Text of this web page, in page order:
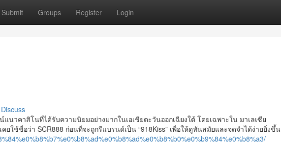
Submit Groups Register Login
Discuss
นวคาสิโนที่ได้รับความนิยมอย่างมากในเอเชียตะวันออกเฉียงใต้ โดยเฉพาะใน มาเลเซีย
ใช้ชื่อว่า SCR888 ก่อนที่จะถูกรีแบรนด์เป็น “918Kiss” เพื่อให้ดูทันสมัยและจดจำได้ง่ายยิ่งขึ้น